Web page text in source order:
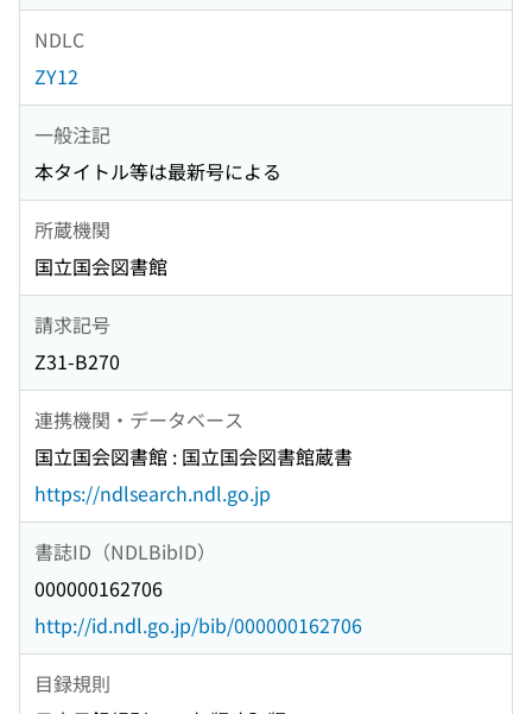
NDLC
ZY12
一般注記
本タイトル等は最新号による
所蔵機関
国立国会図書館
請求記号
Z31-B270
連携機関・データベース
国立国会図書館 : 国立国会図書館蔵書
https://ndlsearch.ndl.go.jp
書誌ID（NDLBibID）
000000162706
http://id.ndl.go.jp/bib/000000162706
目録規則